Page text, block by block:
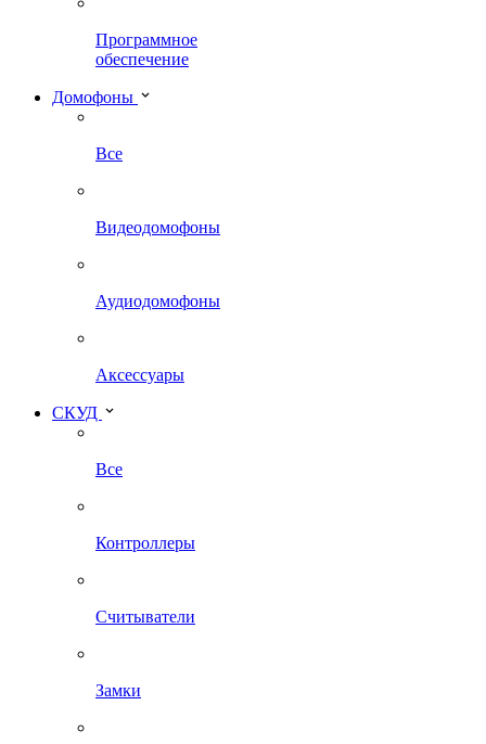
Программное
обеспечение
Домофоны
Все
Видеодомофоны
Аудиодомофоны
Аксессуары
СКУД
Все
Контроллеры
Считыватели
Замки